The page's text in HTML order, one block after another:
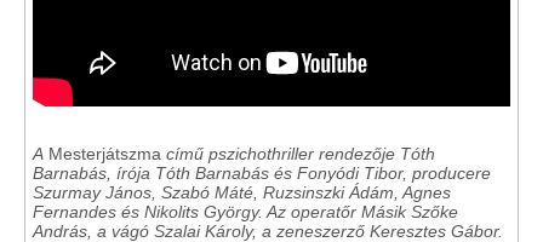
A Mesterjátszma című pszichothriller rendezője Tóth
Barnabás, írója Tóth Barnabás és Fonyódi Tibor, producere
Szurmay János, Szabó Máté, Ruzsinszki Ádám, Agnes
Fernandes és Nikolits György. Az operatőr Másik Szőke
András, a vágó Szalai Károly, a zeneszerző Keresztes Gábor.